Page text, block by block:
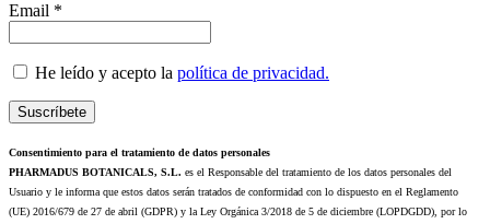
Email *
He leído y acepto la política de privacidad.
Consentimiento para el tratamiento de datos personales
PHARMADUS BOTANICALS, S.L. es el Responsable del tratamiento de los datos personales del
Usuario y le informa que estos datos serán tratados de conformidad con lo dispuesto en el Reglamento
(UE) 2016/679 de 27 de abril (GDPR) y la Ley Orgánica 3/2018 de 5 de diciembre (LOPDGDD), por lo